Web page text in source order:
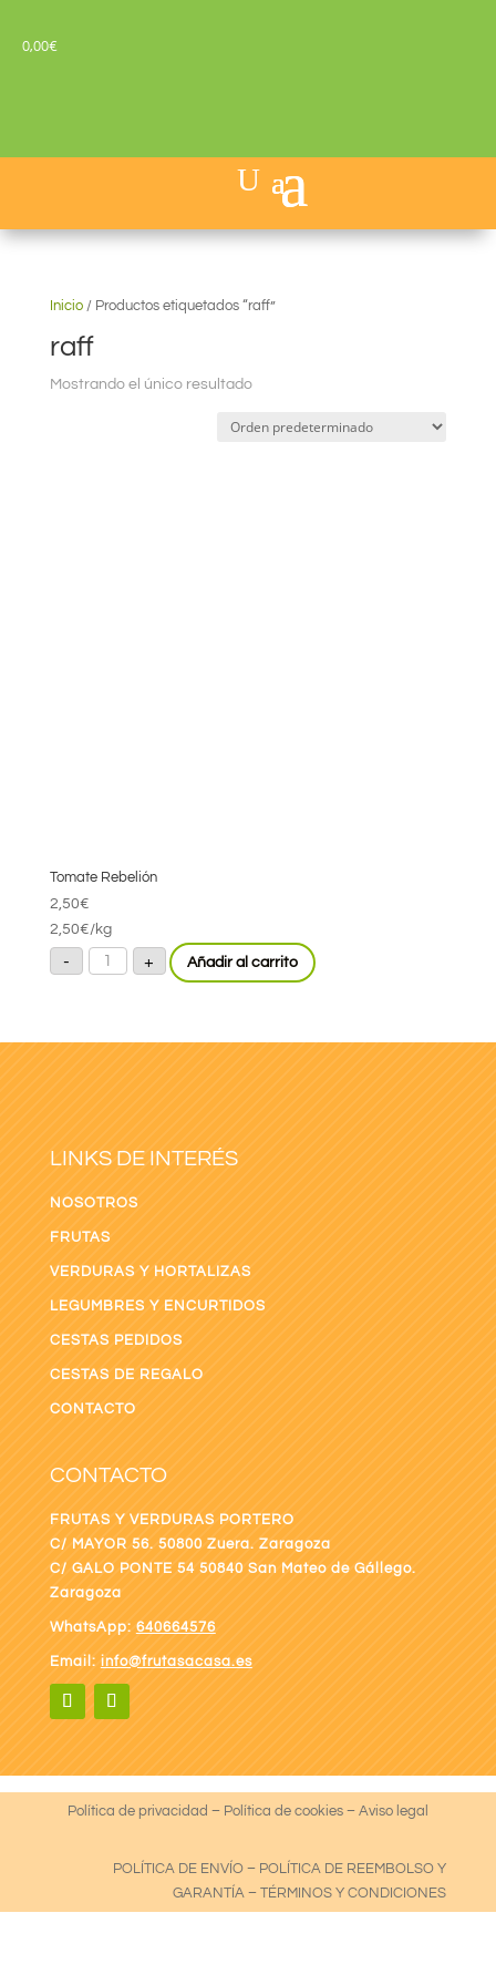
0,00€
Inicio/ Productos etiquetados “raff”
raff
Mostrando el único resultado
Tomate Rebelión
2,50€
2,50€/kg
-
Tomate
Rebelión + Añadir al carrito
LINKS DE INTERÉS
NOSOTROS
FRUTAS
VERDURAS Y HORTALIZAS
LEGUMBRES Y ENCURTIDOS
CESTAS PEDIDOS
CESTAS DE REGALO
CONTACTO
CONTACTO
FRUTAS Y VERDURAS PORTERO
C/ MAYOR 56. 50800 Zuera. Zaragoza
C/ GALO PONTE 54 50840 San Mateo de Gállego.
Zaragoza
WhatsApp: 640664576
Email: info@frutasacasa.es
Política de privacidad – Política de cookies– Aviso legal
POLÍTICA DE ENVÍO – POLÍTICA DE REEMBOLSO Y
GARANTÍA –TÉRMINOS Y CONDICIONES